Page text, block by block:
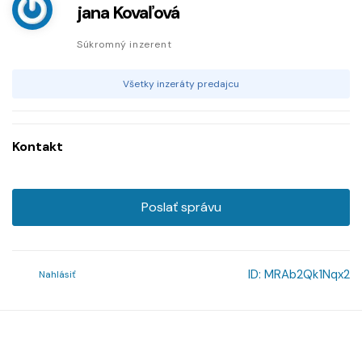
jana Kovaľová
Súkromný inzerent
Všetky inzeráty predajcu
Kontakt
Poslať správu
Nahlásiť ID: MRAb2Qk1Nqx2